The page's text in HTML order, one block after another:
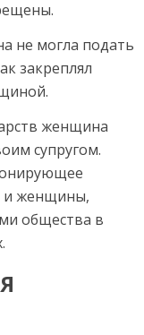
не могла подать
закреплял
женщи­на
супругом.
и женщины,
общества в